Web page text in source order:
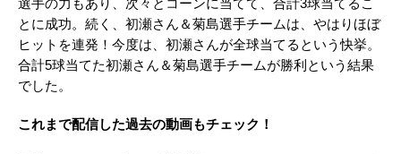
選手の力もあり、次々とコーンに当てて、合計3球当てるこ
とに成功。続く、初瀬さん＆菊島選手チームは、やはりほぼ
ヒットを連発！今度は、初瀬さんが全球当てるという快挙。
合計5球当てた初瀬さん＆菊島選手チームが勝利という結果
でした。
これまで配信した過去の動画もチェック！